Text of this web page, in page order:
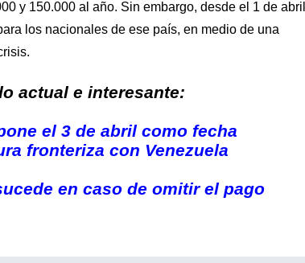
y 150.000 al año. Sin embargo, desde el 1 de abril
los nacionales de ese país, en medio de una
actual e interesante:
el 3 de abril como fecha
fronteriza con Venezuela
en caso de omitir el pago